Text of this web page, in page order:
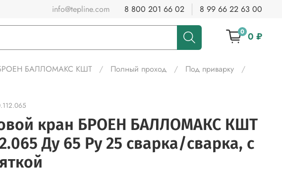
info@tepline.com 8 800 201 66 02 8 99 66 22 63 00
0 0 ₽
БРОЕН БАЛЛОМАКС КШТ Полный проход
Под приварку
кран БРОЕН БАЛЛОМАКС КШТ
Ду 65 Ру 25 сварка/сварка, с